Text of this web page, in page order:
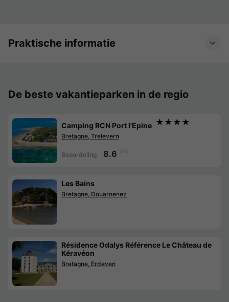
Praktische informatie
De beste vakantieparken in de regio
Camping RCN Port l'Epine ★★★★
Bretagne, Trelevern
Beoordeling 8.6 /10
Les Bains
Bretagne, Douarnenez
Résidence Odalys Référence Le Château de
Kéravéon
Bretagne, Erdeven